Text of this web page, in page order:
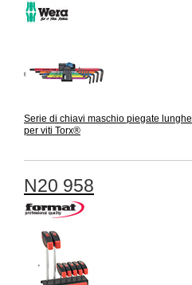
Serie di chiavi maschio piegate lunghe
per viti Torx®
N20 958